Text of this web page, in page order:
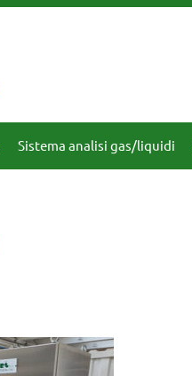
Sistema analisi gas/liquidi